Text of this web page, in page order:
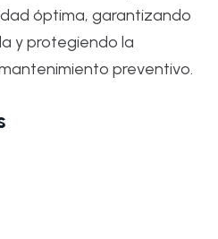
óptima, garantizando
y protegiendo la
preventivo.